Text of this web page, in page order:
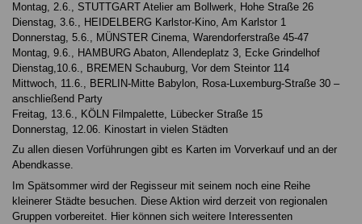
Montag, 2.6., STUTTGART Atelier am Bollwerk, Hohe Straße 26
Dienstag, 3.6., HEIDELBERG Karlstor-Kino, Am Karlstor 1
Donnerstag, 5.6., MÜNSTER Cinema, Warendorferstraße 45-47
Montag, 9.6., HAMBURG Abaton, Allendeplatz 3, Ecke Grindelhof
Dienstag,10.6., BREMEN Schauburg, Vor dem Steintor 114
Mittwoch, 11.6., BERLIN-Mitte Babylon, Rosa-Luxemburg-Straße 30 –
anschließend Party
Freitag, 13.6., KÖLN Filmpalette, Lübecker Straße 15
Donnerstag, 12.06. Kinostart in vielen Städten
Zu allen diesen Vorführungen gibt es Karten im Vorverkauf und an der
Abendkasse.
Im Spätsommer wird der Regisseur mit seinem noch eine Reihe
kleinerer Städte besuchen. Diese Aktion wird derzeit von regionalen
Gruppen vorbereitet. Hier können sich weitere Interessenten